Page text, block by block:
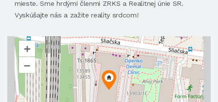
mieste. Sme hrdými členmi ZRKS a Realitnej únie SR.
Vyskúšajte nás a zažite reality srdcom!
+
–